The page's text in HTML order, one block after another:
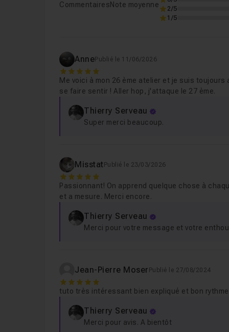
Etape 8 - Ajout des derniers
Photoshop -
Cours 3 1h23
Photoshop -
Cours 5
CommentairesNote moyenne
2/5
1/5
AnnePublié le 11/06/2026
5
Me voici à mon 26 ème atelier et je suis
se faire sentir ! Aller hop, j'attaque le 27 ème.
Thierry Serveau
Super merci beaucoup.
Misstat Publié le 23/03/2026
5
Passionnant! On apprend quelque chose à
et a mesure. Merci encore.
Thierry Serveau
Merci pour votre message et votre
Jean-Pierre Moser Publié le 27/08/2024
5
tuto très intéressant bien expliqué et bon rythme
Thierry Serveau
Merci pour avis. A bientôt